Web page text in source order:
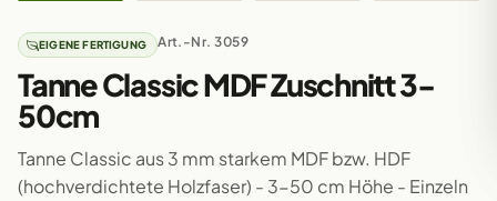
EIGENE FERTIGUNG Art.-Nr. 3059
Tanne Classic MDF Zuschnitt 3-
50cm
Tanne Classic aus 3 mm starkem MDF bzw. HDF
(hochverdichtete Holzfaser) - 3-50 cm Höhe - Einzeln